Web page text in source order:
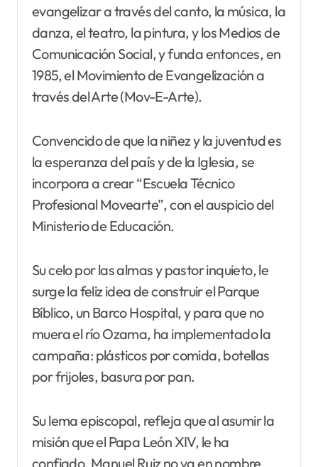
evangelizar a través del canto, la música, la
danza, el teatro, la pintura, y los Medios de
Comunicación Social, y funda entonces, en
1985, el Movimiento de Evangelización a
través del Arte (Mov-E-Arte).
Convencido de que la niñez y la juventud es
la esperanza del país y de la Iglesia, se
incorpora a crear “Escuela Técnico
Profesional Movearte”, con el auspicio del
Ministerio de Educación.
Su celo por las almas y pastor inquieto, le
surge la feliz idea de construir el Parque
Bíblico, un Barco Hospital, y para que no
muera el río Ozama, ha implementado la
campaña: plásticos por comida, botellas
por frijoles, basura por pan.
Su lema episcopal, refleja que al asumir la
misión que el Papa León XIV, le ha
confiado, Manuel Ruiz no va en nombre